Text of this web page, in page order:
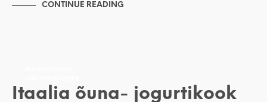
CONTINUE READING
Itaalia õuna- jogurtikook